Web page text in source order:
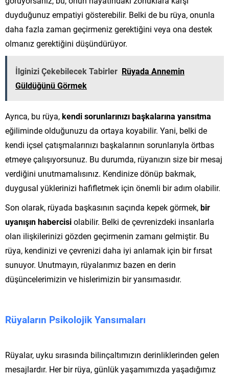
duyduğunuz empatiyi gösterebilir. Belki de bu rüya, onunla
daha fazla zaman geçirmeniz gerektiğini veya ona destek
olmanız gerektiğini düşündürüyor.
İlginizi Çekebilecek Tabirler Rüyada Annemin
Güldüğünü Görmek
Ayrıca, bu rüya,kendi sorunlarınızı başkalarına yansıtma
eğiliminde olduğunuzu da ortaya koyabilir. Yani, belki de
kendi içsel çatışmalarınızı başkalarının sorunlarıyla örtbas
etmeye çalışıyorsunuz. Bu durumda, rüyanızın size bir mesaj
verdiğini unutmamalısınız. Kendinize dönüp bakmak,
duygusal yüklerinizi hafifletmek için önemli bir adım olabilir.
Son olarak, rüyada başkasının saçında kepek görmek,bir
uyanışın habercisiolabilir. Belki de çevrenizdeki insanlarla
olan ilişkilerinizi gözden geçirmenin zamanı gelmiştir. Bu
rüya, kendinizi ve çevrenizi daha iyi anlamak için bir fırsat
sunuyor. Unutmayın, rüyalarımız bazen en derin
düşüncelerimizin ve hislerimizin bir yansımasıdır.
Rüyaların Psikolojik Yansımaları
Rüyalar, uyku sırasında bilinçaltımızın derinliklerinden gelen
mesajlardır. Her bir rüya, günlük yaşamımızda yaşadığımız